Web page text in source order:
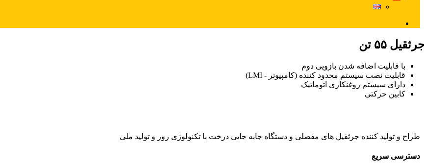
۵۵ تن
با قابليت اضافه شدن بازویی دوم
قابلیت نصب سیستم محدود کننده (کامپیوتر - LMI)
دارای سیستم روغنکاری اتوماتیک
کابین حرکتی
طراح و تولید کننده جرثقیل های مفصلی و دستگاه جابه جایی درخت با تکنولوژی روز و تولید ملی
دسترسی سریع